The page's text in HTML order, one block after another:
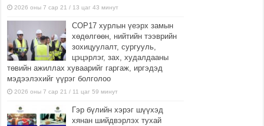
2026 оны 7 сар 21 / 13 цаг 43 минут
COP17 хурлын үеэрх замын
хөдөлгөөн, нийтийн тээврийн
зохицуулалт, сургууль,
цэцэрлэг, зах, худалдааны
төвийн ажиллах хуваарийг гаргаж, иргэдэд
мэдээлэхийг үүрэг болголоо
2026 оны 7 сар 21 / 11 цаг 59 минут
Гэр бүлийн хэрэг шүүхэд
хянан шийдвэрлэх тухай